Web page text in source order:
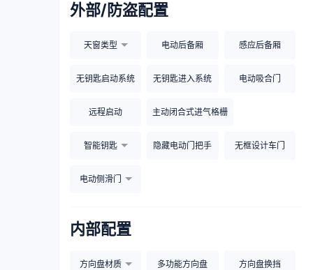
外部/防盗配置
天窗类型 电动后备厢 感应后备厢
无钥匙启动系统 无钥匙进入系统 电动吸合门
远程启动 主动闭合式进气格栅
智能钥匙 隐藏电动门把手 无框设计车门
电动侧滑门
内部配置
方向盘材质 多功能方向盘 方向盘换挡